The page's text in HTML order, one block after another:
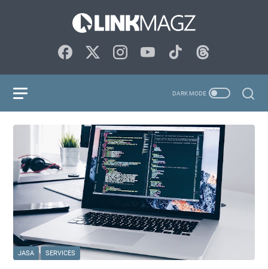
JASA SERVICES